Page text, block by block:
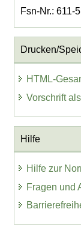
Fsn-Nr.: 611-5
Drucken/
HTML-
Vorschrift
Hilfe
Hilfe zur
Fragen und